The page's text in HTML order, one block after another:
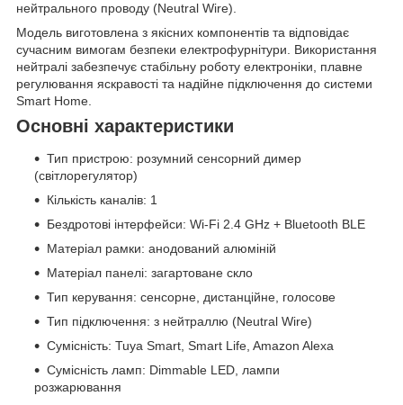
нейтрального проводу (Neutral Wire).
Модель виготовлена з якісних компонентів та відповідає
сучасним вимогам безпеки електрофурнітури. Використання
нейтралі забезпечує стабільну роботу електроніки, плавне
регулювання яскравості та надійне підключення до системи
Smart Home.
Основні характеристики
Тип пристрою: розумний сенсорний димер
(світлорегулятор)
Кількість каналів: 1
Бездротові інтерфейси: Wi-Fi 2.4 GHz + Bluetooth BLE
Матеріал рамки: анодований алюміній
Матеріал панелі: загартоване скло
Тип керування: сенсорне, дистанційне, голосове
Тип підключення: з нейтраллю (Neutral Wire)
Сумісність: Tuya Smart, Smart Life, Amazon Alexa
Сумісність ламп: Dimmable LED, лампи
розжарювання